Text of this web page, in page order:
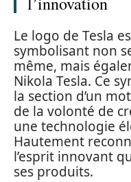
Le logo de Tesla
symbolisant non
même, mais
Nikola Tesla. Ce
la section d’un
de la volonté de
une technologie
Hautement
l’esprit innovant
ses produits.